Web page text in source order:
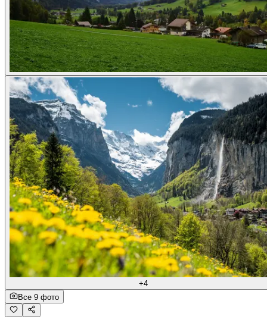
+4
Все 9 фото